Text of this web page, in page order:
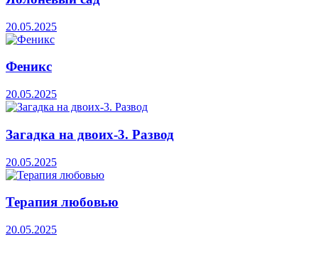
20.05.2025
Феникс
20.05.2025
Загадка на двоих-3. Развод
20.05.2025
Терапия любовью
20.05.2025